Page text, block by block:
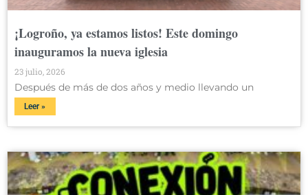
¡Logroño, ya estamos listos! Este domingo
inauguramos la nueva iglesia
23 julio, 2026
Después de más de dos años y medio llevando un
Leer »